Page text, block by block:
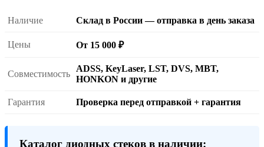
Наличие Склад в России — отправка в день заказа
Цены От 15 000 ₽
Совместимость
ADSS, KeyLaser, LST, DVS, MBT,
HONKON и другие
Гарантия Проверка перед отправкой + гарантия
Каталог диодных стеков в наличии: